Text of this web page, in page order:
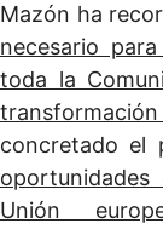
Mazón ha
necesario
toda la
concretado el
Unión